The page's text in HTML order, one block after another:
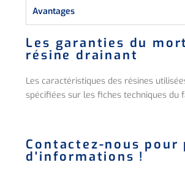
Avantages
Les garanties du
résine drainant
Les caractéristiques des résines
spécifiées sur les fiches techniques du
Contactez-nous pour
d'informations !